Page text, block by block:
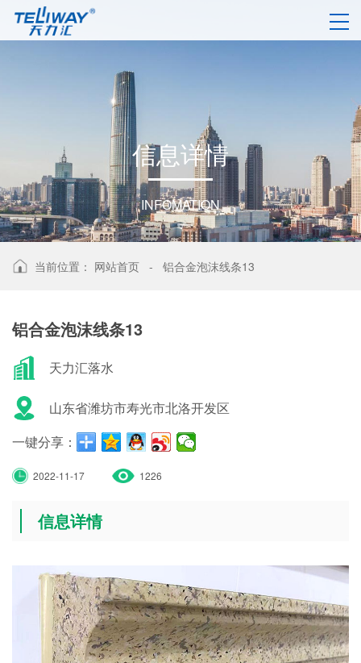
信息详情
INFOMATION
当前位置： 网站首页 - 铝合金泡沫线条13
铝合金泡沫线条13
天力汇落水
山东省潍坊市寿光市北洛开发区
一键分享：
2022-11-17 1226
信息详情